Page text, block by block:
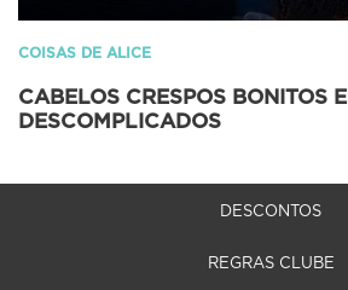
COISAS DE ALICE
CABELOS CRESPOS BONITOS E
DESCOMPLICADOS
DESCONTOS
REGRAS CLUBE